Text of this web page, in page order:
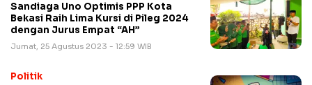
Sandiaga Uno Optimis PPP Kota
Bekasi Raih Lima Kursi di Pileg 2024
dengan Jurus Empat “AH”
Jumat, 25 Agustus 2023 - 12:59 WIB
Politik